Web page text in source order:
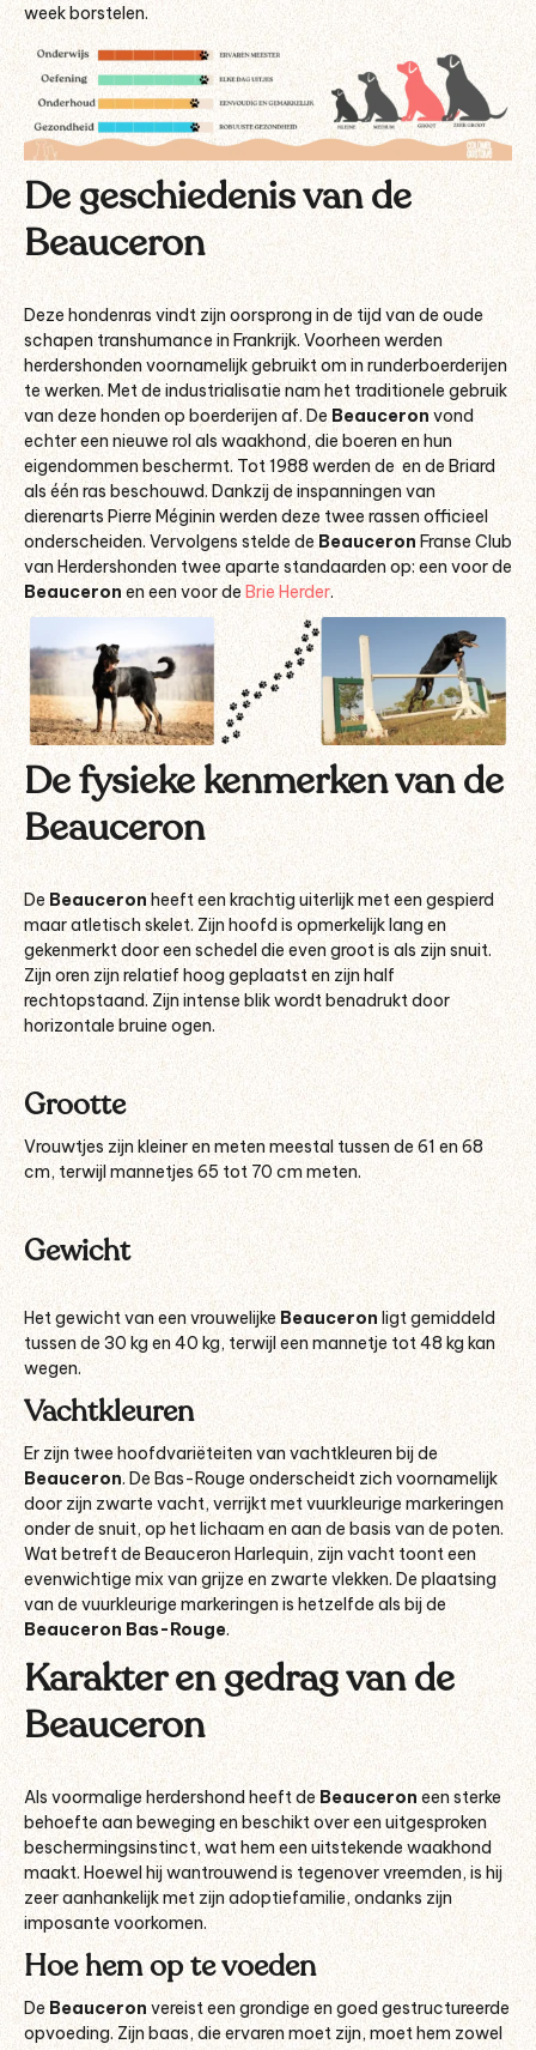
week borstelen.
De geschiedenis van de
Beauceron
Deze hondenras vindt zijn oorsprong in de tijd van de oude
schapen transhumance in Frankrijk. Voorheen werden
herdershonden voornamelijk gebruikt om in runderboerderijen
te werken. Met de industrialisatie nam het traditionele gebruik
van deze honden op boerderijen af. De Beauceronvond
echter een nieuwe rol als waakhond, die boeren en hun
eigendommen beschermt. Tot 1988 werden de en de Briard
als één ras beschouwd. Dankzij de inspanningen van
dierenarts Pierre Méginin werden deze twee rassen officieel
onderscheiden. Vervolgens stelde de BeauceronFranse Club
van Herdershonden twee aparte standaarden op: een voor de
Beauceron en een voor de Brie Herder.
De fysieke kenmerken van de
Beauceron
DeBeauceronheeft een krachtig uiterlijk met een gespierd
maar atletisch skelet. Zijn hoofd is opmerkelijk lang en
gekenmerkt door een schedel die even groot is als zijn snuit.
Zijn oren zijn relatief hoog geplaatst en zijn half
rechtopstaand. Zijn intense blik wordt benadrukt door
horizontale bruine ogen.
Grootte
Vrouwtjes zijn kleiner en meten meestal tussen de 61 en 68
cm, terwijl mannetjes 65 tot 70 cm meten.
Gewicht
Het gewicht van een vrouwelijke Beauceron ligt gemiddeld
tussen de 30 kg en 40 kg, terwijl een mannetje tot 48 kg kan
wegen.
Vachtkleuren
Er zijn twee hoofdvariëteiten van vachtkleuren bij de
Beauceron. De Bas-Rouge onderscheidt zich voornamelijk
door zijn zwarte vacht, verrijkt met vuurkleurige markeringen
onder de snuit, op het lichaam en aan de basis van de poten.
Wat betreft de Beauceron Harlequin, zijn vacht toont een
evenwichtige mix van grijze en zwarte vlekken. De plaatsing
van de vuurkleurige markeringen is hetzelfde als bij de
Beauceron Bas-Rouge.
Karakter en gedrag van de
Beauceron
Als voormalige herdershond heeft de Beauceron een sterke
behoefte aan beweging en beschikt over een uitgesproken
beschermingsinstinct, wat hem een uitstekende waakhond
maakt. Hoewel hij wantrouwend is tegenover vreemden, is hij
zeer aanhankelijk met zijn adoptiefamilie, ondanks zijn
imposante voorkomen.
Hoe hem op te voeden
De Beauceron vereist een grondige en goed gestructureerde
opvoeding. Zijn baas, die ervaren moet zijn, moet hem zowel